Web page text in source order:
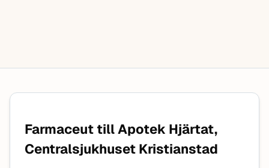
Farmaceut till Apotek Hjärtat,
Centralsjukhuset Kristianstad